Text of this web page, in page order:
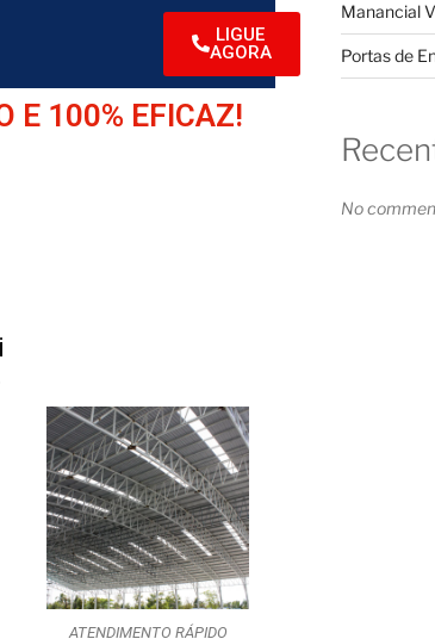
LIGUE
AGORA
E 100% EFICAZ!
ATENDIMENTO RÁPIDO
Manancial
Portas de
No